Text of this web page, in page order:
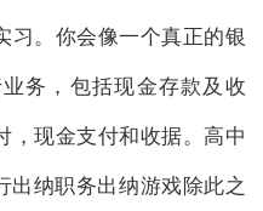
习。你会像一个真正的银
务，包括现金存款及收
，现金支付和收据。高中
出纳职务出纳游戏除此之